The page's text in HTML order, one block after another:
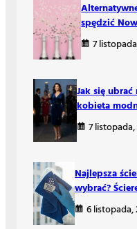
spędzić
7
Jak się
kobieta
7
Najlepsza
wybrać?
6 listopada,